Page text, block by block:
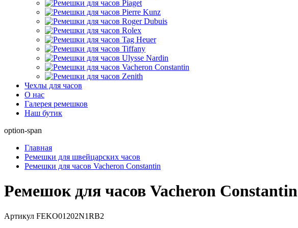
Чехлы для часов
О нас
Галерея ремешков
Наш бутик
option-span
Главная
Ремешки для швейцарских часов
Ремешки для часов Vacheron Constantin
Ремешок для часов Vacheron Constantin
Артикул FEKO01202N1RB2